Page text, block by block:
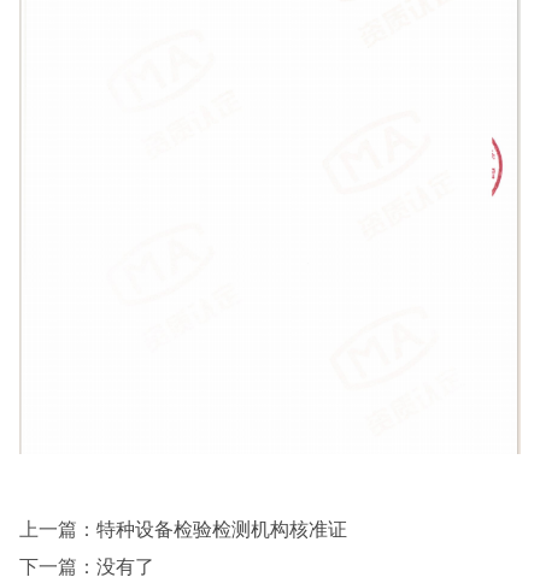
上一篇： 特种设备检验检测机构核准证
下一篇： 没有了